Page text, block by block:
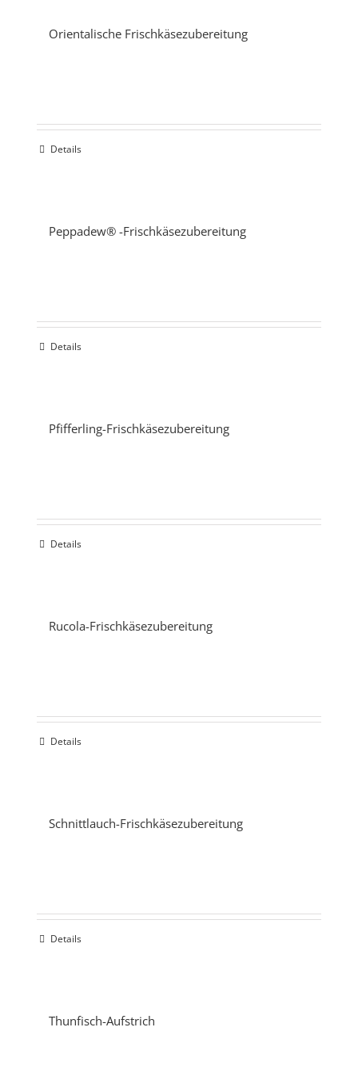
Orientalische Frischkäsezubereitung
Details
Peppadew® -Frischkäsezubereitung
Details
Pfifferling-Frischkäsezubereitung
Details
Rucola-Frischkäsezubereitung
Details
Schnittlauch-Frischkäsezubereitung
Details
Thunfisch-Aufstrich